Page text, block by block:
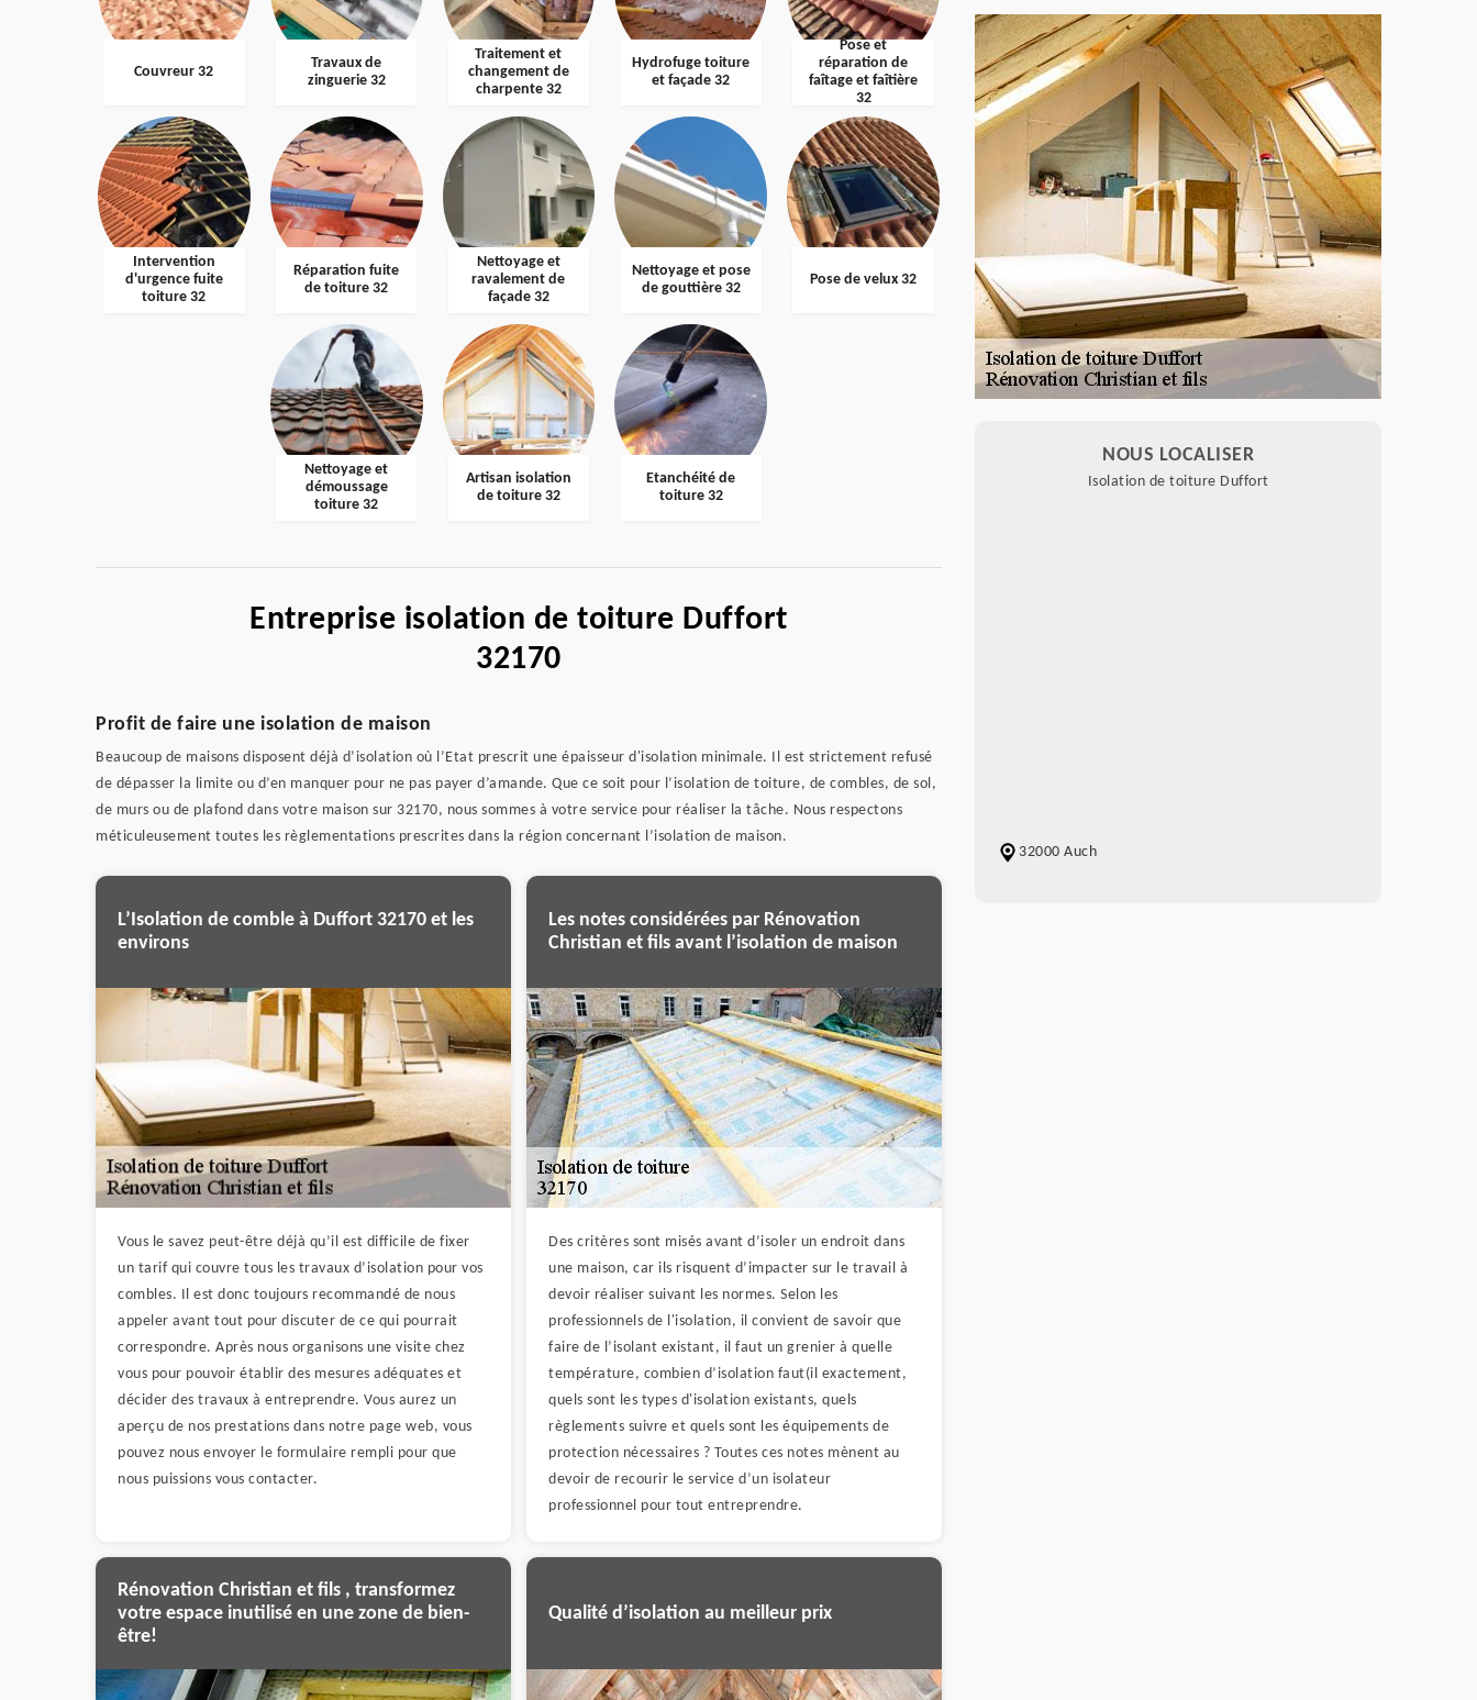
Couvreur 32
Travaux de
zinguerie 32
Traitement et
changement de
charpente 32
Hydrofuge toiture
et façade 32
Pose et
réparation de
faîtage et faîtière
32
Intervention
d'urgence fuite
toiture 32
Réparation fuite
de toiture 32
Nettoyage et
ravalement de
façade 32
Nettoyage et pose
de gouttière 32
Pose de velux 32
Nettoyage et
démoussage
toiture 32
Artisan isolation
de toiture 32
Etanchéité de
toiture 32
Entreprise isolation de toiture Duffort
32170
Profit de faire une isolation de maison
Beaucoup de maisons disposent déjà d’isolation où l’Etat prescrit une épaisseur d'isolation minimale. Il est strictement refusé
de dépasser la limite ou d’en manquer pour ne pas payer d’amande. Que ce soit pour l’isolation de toiture, de combles, de sol,
de murs ou de plafond dans votre maison sur 32170, nous sommes à votre service pour réaliser la tâche. Nous respectons
méticuleusement toutes les règlementations prescrites dans la région concernant l’isolation de maison.
L’Isolation de comble à Duffort 32170 et les
environs
Vous le savez peut-être déjà qu’il est difficile de fixer
un tarif qui couvre tous les travaux d’isolation pour vos
combles. Il est donc toujours recommandé de nous
appeler avant tout pour discuter de ce qui pourrait
correspondre. Après nous organisons une visite chez
vous pour pouvoir établir des mesures adéquates et
décider des travaux à entreprendre. Vous aurez un
aperçu de nos prestations dans notre page web, vous
pouvez nous envoyer le formulaire rempli pour que
nous puissions vous contacter.
Les notes considérées par Rénovation
Christian et fils avant l’isolation de maison
Des critères sont misés avant d’isoler un endroit dans
une maison, car ils risquent d’impacter sur le travail à
devoir réaliser suivant les normes. Selon les
professionnels de l'isolation, il convient de savoir que
faire de l’isolant existant, il faut un grenier à quelle
température, combien d’isolation faut(il exactement,
quels sont les types d'isolation existants, quels
règlements suivre et quels sont les équipements de
protection nécessaires ? Toutes ces notes mènent au
devoir de recourir le service d’un isolateur
professionnel pour tout entreprendre.
Rénovation Christian et fils , transformez
votre espace inutilisé en une zone de bien-
être!
Qualité d’isolation au meilleur prix
NOUS LOCALISER
Isolation de toiture Duffort
32000 Auch